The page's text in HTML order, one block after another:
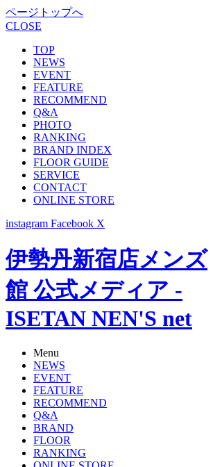
ページトップへ
CLOSE
TOP
NEWS
EVENT
FEATURE
RECOMMEND
Q&A
PHOTO
RANKING
BRAND INDEX
FLOOR GUIDE
SERVICE
CONTACT
ONLINE STORE
instagram Facebook X
伊勢丹新宿店メンズ
館 公式メディア -
ISETAN NEN'S net
Menu
NEWS
EVENT
FEATURE
RECOMMEND
Q&A
BRAND
FLOOR
RANKING